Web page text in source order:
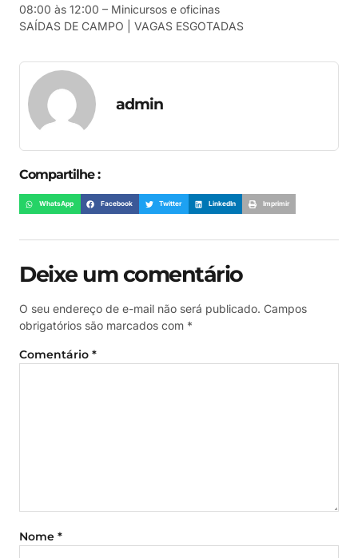
08:00 às 12:00 – Minicursos e oficinas
SAÍDAS DE CAMPO | VAGAS ESGOTADAS
admin
Compartilhe :
WhatsApp Facebook Twitter LinkedIn Imprimir
Deixe um comentário
O seu endereço de e-mail não será publicado. Campos
obrigatórios são marcados com *
Comentário *
Nome *